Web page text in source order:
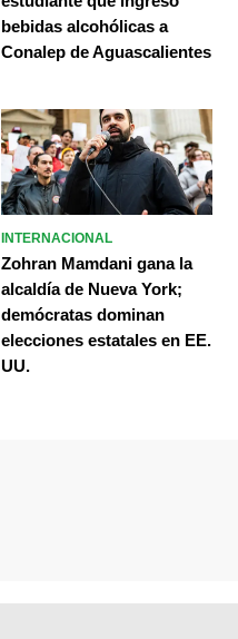
bebidas alcohólicas a
Conalep de Aguascalientes
INTERNACIONAL
Zohran Mamdani gana la
alcaldía de Nueva York;
demócratas dominan
elecciones estatales en EE.
UU.